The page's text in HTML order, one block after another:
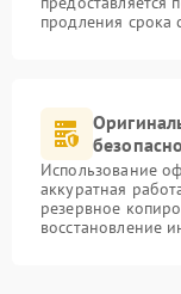
продления срока
Использование
аккуратная
резервное
восстановление